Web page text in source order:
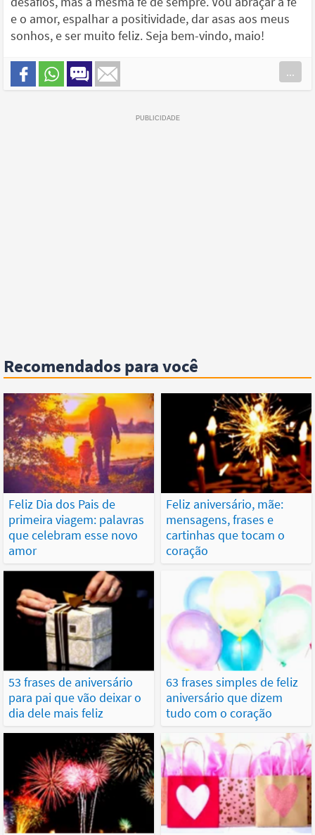
e o amor, espalhar a positividade, dar asas aos meus
sonhos, e ser muito feliz. Seja bem-vindo, maio!
...
Recomendados para você
Feliz Dia dos Pais de
primeira viagem: palavras
que celebram esse novo
amor
Feliz aniversário, mãe:
mensagens, frases e
cartinhas que tocam o
coração
53 frases de aniversário
para pai que vão deixar o
dia dele mais feliz
63 frases simples de feliz
aniversário que dizem
tudo com o coração